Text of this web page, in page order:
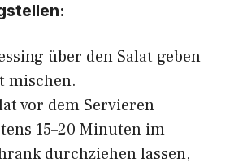
über den Salat geben
mischen.
vor dem Servieren
15–20 Minuten im
durchziehen lassen,